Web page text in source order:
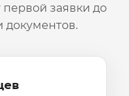
заявки до
документов.